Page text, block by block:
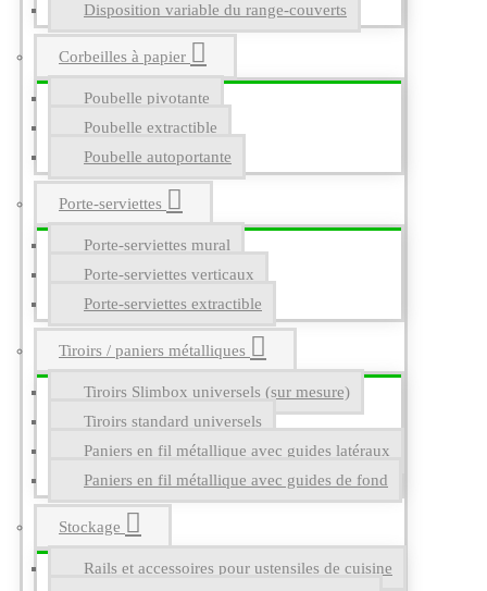
Disposition variable du range-couverts
Corbeilles à papier
Poubelle pivotante
Poubelle extractible
Poubelle autoportante
Porte-serviettes
Porte-serviettes mural
Porte-serviettes verticaux
Porte-serviettes extractible
Tiroirs / paniers métalliques
Tiroirs Slimbox universels (sur mesure)
Tiroirs standard universels
Paniers en fil métallique avec guides latéraux
Paniers en fil métallique avec guides de fond
Stockage
Rails et accessoires pour ustensiles de cuisine